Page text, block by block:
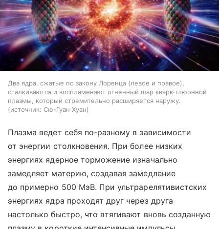
Два ядра, сжатые по закону Лоренца (левое и правое),
сталкиваются и воспламеняют огненный шар кварк-глюонной
плазмы, который стремительно расширяется наружу.
источник: Сю-Гуан Хуан
Плазма ведет себя по-разному в зависимости
от энергии столкновения. При более низких
энергиях ядерное торможение изначально
замедляет материю, создавая замедление
до примерно 500 МэВ. При ультрарелятивистских
энергиях ядра проходят друг через друга
настолько быстро, что втягивают вновь созданную